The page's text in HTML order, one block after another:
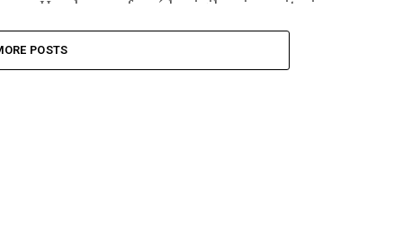
Honduras reforzó la vigilancia sanitaria...
POSTS